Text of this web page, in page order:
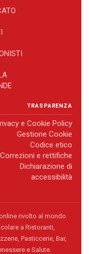
TRASPARENZA
e Cookie Policy
Gestione Cookie
Codice etico
Correzioni e rettifiche
Dichiarazione di
accessibilità
rivolto al mondo
a Ristoranti,
Pasticcerie, Bar,
e Salute.